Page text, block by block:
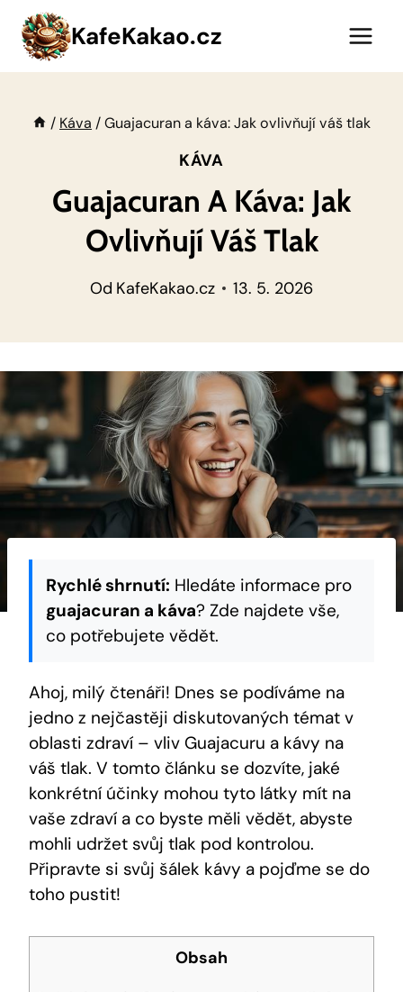
Přeskočit
obsah
KafeKakao.cz
/ Káva /Guajacuran a káva: Jak ovlivňují váš tlak
KÁVA
Guajacuran A Káva: Jak
Ovlivňují Váš Tlak
Od KafeKakao.cz 13. 5. 2026
Rychlé shrnutí: Hledáte informace pro
guajacuran a káva? Zde najdete vše,
co potřebujete vědět.
Ahoj, milý čtenáři! Dnes se podíváme na
jedno z nejčastěji diskutovaných témat v
oblasti zdraví – vliv Guajacuru a kávy na
váš tlak. V tomto článku se dozvíte, jaké
konkrétní účinky mohou tyto látky mít na
vaše zdraví a co byste měli vědět, abyste
mohli udržet svůj tlak pod kontrolou.
Připravte si svůj šálek kávy a pojďme se do
toho pustit!
Obsah